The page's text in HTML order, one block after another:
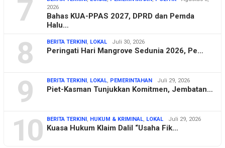
7
2026
Bahas KUA-PPAS 2027, DPRD dan Pemda
Halu…
8 BERITA TERKINI LOKAL Juli 30, 2026
Peringati Hari Mangrove Sedunia 2026, Pe…
9 BERITA TERKINI LOKAL PEMERINTAHAN Juli 29, 2026
Piet-Kasman Tunjukkan Komitmen, Jembatan…
10 BERITA TERKINI HUKUM & KRIMINAL LOKAL Juli 29, 2026
Kuasa Hukum Klaim Dalil “Usaha Fik…